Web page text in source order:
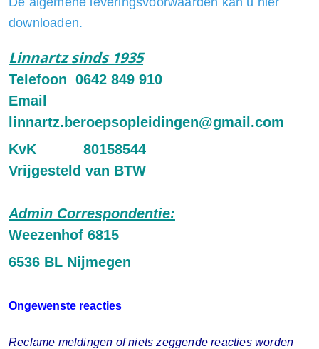
downloaden.
Linnartz sinds 1935
Telefoon 0642 849 910
Email
linnartz.beroepsopleidingen@gmail.com
KvK 80158544
Vrijgesteld van BTW
Admin Correspondentie:
Weezenhof 6815
6536 BL Nijmegen
Ongewenste reacties
Reclame meldingen of niets zeggende reacties worden